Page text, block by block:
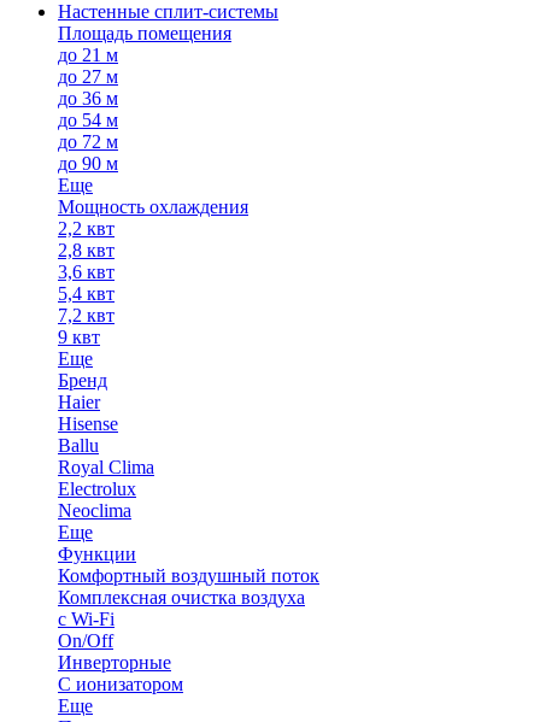
Настенные сплит-системы
Площадь помещения
до 21 м
до 27 м
до 36 м
до 54 м
до 72 м
до 90 м
Еще
Мощность охлаждения
2,2 квт
2,8 квт
3,6 квт
5,4 квт
7,2 квт
9 квт
Еще
Бренд
Haier
Hisense
Ballu
Royal Clima
Electrolux
Neoclima
Еще
Функции
Комфортный воздушный поток
Комплексная очистка воздуха
с Wi-Fi
On/Off
Инверторные
С ионизатором
Еще